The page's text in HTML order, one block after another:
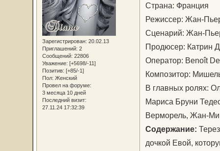
Зарегистрирован: 20.02.13
Приглашений: 2
Сообщений: 22806
Уважение: [+5698/-11]
Позитив: [+85/-1]
Пол: Женский
Провел на форуме:
3 месяца 10 дней
Последний визит:
27.11.24 17:32:39
Страна: Франция
Режиссер: Жан-
Сценарий: Жан-
Продюсер: Катрин
Оператор: Benoît
Композитор:
В главных ролях:
Мариса Бруни
Верморель, Жан-
Содержание:
дочкой Евой,